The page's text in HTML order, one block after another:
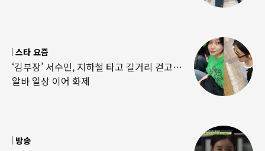
스타 요즘
‘김부장’ 서수민, 지하철 타고 길거리 걷고…
알바 일상 이어 화제
방송